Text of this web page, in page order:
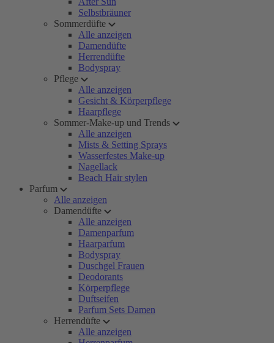
Selbstbräuner
Sommerdüfte
Alle anzeigen
Damendüfte
Herrendüfte
Bodyspray
Pflege
Alle anzeigen
Gesicht & Körperpflege
Haarpflege
Sommer-Make-up und Trends
Alle anzeigen
Mists & Setting Sprays
Wasserfestes Make-up
Nagellack
Beach Hair stylen
Parfum
Alle anzeigen
Damendüfte
Alle anzeigen
Damenparfum
Haarparfum
Bodyspray
Duschgel Frauen
Deodorants
Körperpflege
Duftseifen
Parfum Sets Damen
Herrendüfte
Alle anzeigen